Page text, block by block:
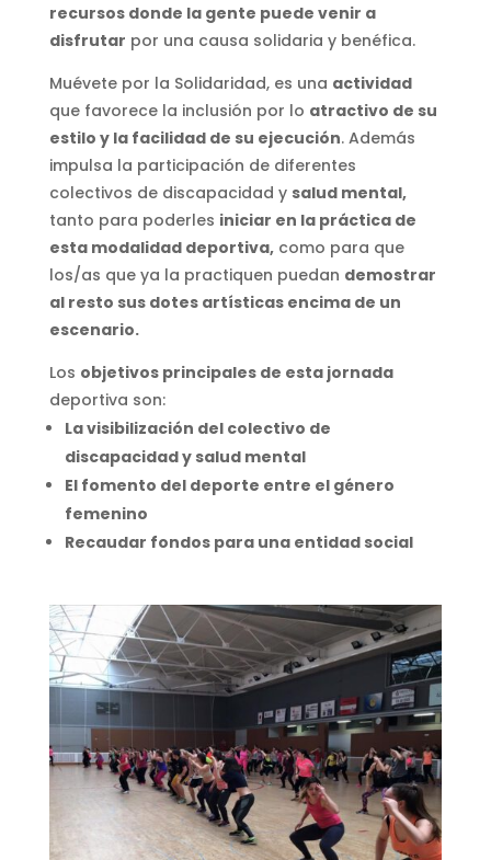
recursos donde la gente puede venir a
disfrutar por una causa solidaria y benéfica.
Muévete por la Solidaridad, es una actividad
que favorece la inclusión por lo atractivo de su
estilo y la facilidad de su ejecución. Además
impulsa la participación de diferentes
colectivos de discapacidad y salud mental,
tanto para poderles iniciar en la práctica de
esta modalidad deportiva,como para que
los/as que ya la practiquen puedan demostrar
al resto sus dotes artísticas encima de un
escenario.
Los objetivos principales de esta jornada
deportiva son:
La visibilización del colectivo de
discapacidad y salud mental
El fomento del deporte entre el género
femenino
Recaudar fondos para una entidad social